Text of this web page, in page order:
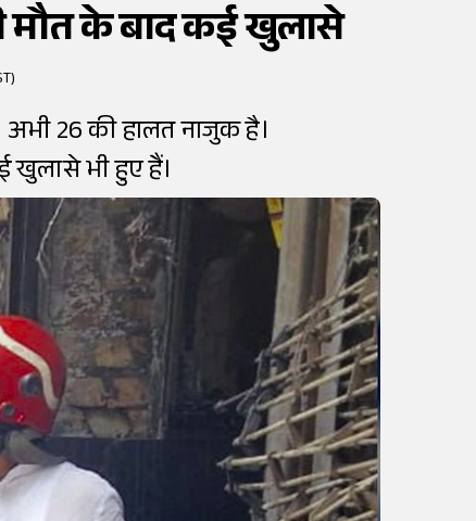
मौत के बाद कई खुलासे
26 की हालत नाजुक है।
भी हुए हैं।